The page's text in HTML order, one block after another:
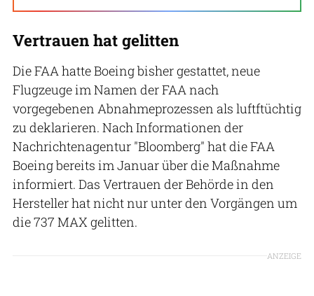
Vertrauen hat gelitten
Die FAA hatte Boeing bisher gestattet, neue
Flugzeuge im Namen der FAA nach
vorgegebenen Abnahmeprozessen als luftftüchtig
zu deklarieren. Nach Informationen der
Nachrichtenagentur "Bloomberg" hat die FAA
Boeing bereits im Januar über die Maßnahme
informiert. Das Vertrauen der Behörde in den
Hersteller hat nicht nur unter den Vorgängen um
die 737 MAX gelitten.
ANZEIGE